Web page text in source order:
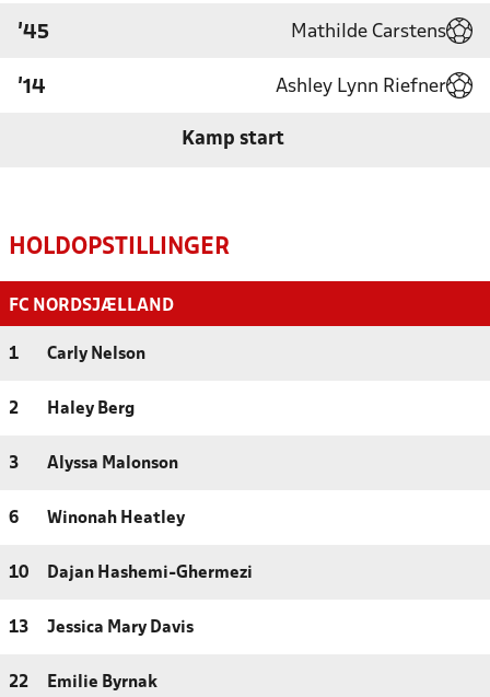
'45 Mathilde Carstens
'14 Ashley Lynn Riefner
Kamp start
HOLDOPSTILLINGER
FC NORDSJÆLLAND
1 Carly Nelson
2 Haley Berg
3 Alyssa Malonson
6 Winonah Heatley
10 Dajan Hashemi-Ghermezi
13 Jessica Mary Davis
22 Emilie Byrnak